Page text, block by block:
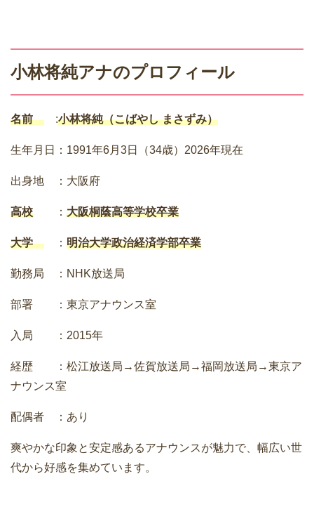
小林将純アナのプロフィール
名前 :小林将純（こばやし まさずみ）
生年月日：1991年6月3日（34歳）2026年現在
出身地 ：大阪府
高校 ： 大阪桐蔭高等学校卒業
大学 ： 明治大学政治経済学部卒業
勤務局 ：NHK放送局
部署 ：東京アナウンス室
入局 ：2015年
経歴 ：松江放送局→佐賀放送局→福岡放送局→東京ア
ナウンス室
配偶者 ：あり
爽やかな印象と安定感あるアナウンスが魅力で、幅広い世
代から好感を集めています。